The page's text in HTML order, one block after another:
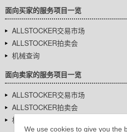
We use cookies to give you the
面向买家的服务项目一览
ALLSTOCKER交易市场
ALLSTOCKER拍卖会
机械查询
面向卖家的服务项目一览
ALLSTOCKER交易市场
ALLSTOCKER拍卖会
机械查询